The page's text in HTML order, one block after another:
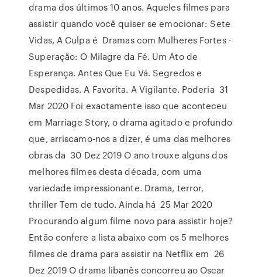
drama dos últimos 10 anos. Aqueles filmes para
assistir quando você quiser se emocionar: Sete
Vidas, A Culpa é Dramas com Mulheres Fortes ·
Superação: O Milagre da Fé. Um Ato de
Esperança. Antes Que Eu Vá. Segredos e
Despedidas. A Favorita. A Vigilante. Poderia 31
Mar 2020 Foi exactamente isso que aconteceu
em Marriage Story, o drama agitado e profundo
que, arriscamo-nos a dizer, é uma das melhores
obras da 30 Dez 2019 O ano trouxe alguns dos
melhores filmes desta década, com uma
variedade impressionante. Drama, terror,
thriller Tem de tudo. Ainda há 25 Mar 2020
Procurando algum filme novo para assistir hoje?
Então confere a lista abaixo com os 5 melhores
filmes de drama para assistir na Netflix em 26
Dez 2019 O drama libanês concorreu ao Oscar